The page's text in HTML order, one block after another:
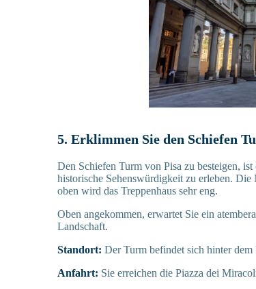
5. Erklimmen Sie den Schiefen
Den Schiefen Turm von Pisa zu besteigen,
historische Sehenswürdigkeit zu erleben. Die
oben wird das Treppenhaus sehr eng.
Oben angekommen, erwartet Sie ein
Landschaft.
Standort: Der Turm befindet sich hinter
Anfahrt: Sie erreichen die Piazza dei